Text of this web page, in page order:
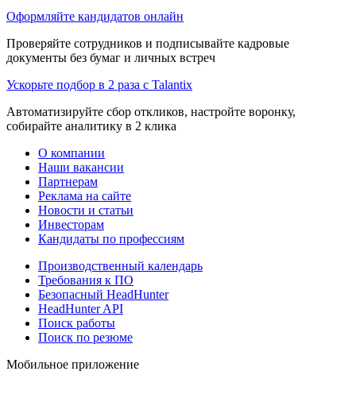
Оформляйте кандидатов онлайн
Проверяйте сотрудников и подписывайте кадровые
документы без бумаг и личных встреч
Ускорьте подбор в 2 раза с Talantix
Автоматизируйте сбор откликов, настройте воронку,
собирайте аналитику в 2 клика
О компании
Наши вакансии
Партнерам
Реклама на сайте
Новости и статьи
Инвесторам
Кандидаты по профессиям
Производственный календарь
Требования к ПО
Безопасный HeadHunter
HeadHunter API
Поиск работы
Поиск по резюме
Мобильное приложение